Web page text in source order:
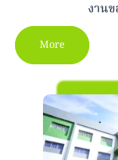
งาน
More